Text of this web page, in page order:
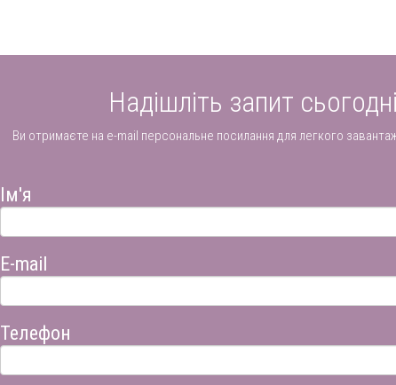
Надішліть запит сьогодні
Ви отримаєте на e-mail персональне посилання для легкого
Ім'я
E-mail
Телефон